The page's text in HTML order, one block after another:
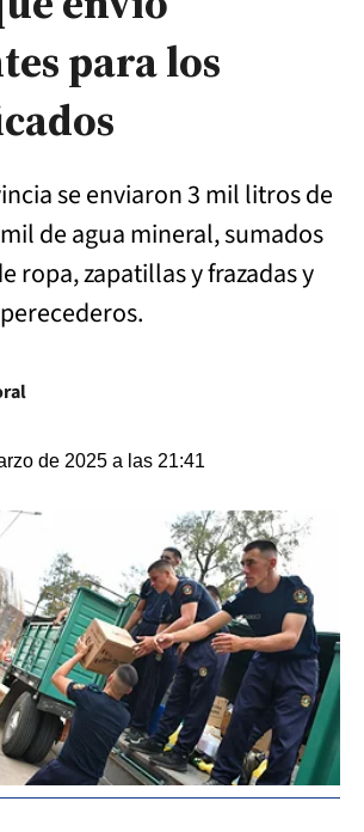
para los
se enviaron 3 mil litros de
de agua mineral, sumados
ropa, zapatillas y frazadas y
de 2025 a las 21:41